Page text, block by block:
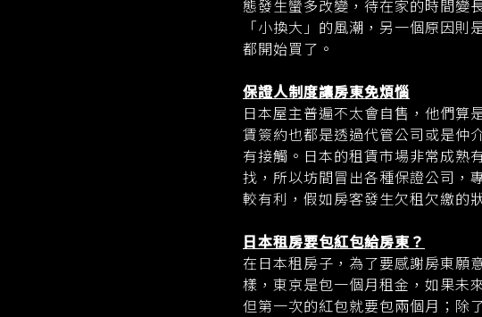
態發生蠻多改變，待在家的時間變
「小換大」的風潮，另一個原因
都開始買了。
保證人制度讓房東免煩惱
日本屋主普遍不太會自售，他們算
賃簽約也都是透過代管公司或是仲
有接觸。日本的租賃市場非常成熟
找，所以坊間冒出各種保證公司，
較有利，假如房客發生欠租欠繳的
日本租房要包紅包給房東？
在日本租房子，為了要感謝房東願
樣，東京是包一個月租金，如果未
但第一次的紅包就要包兩個月；除